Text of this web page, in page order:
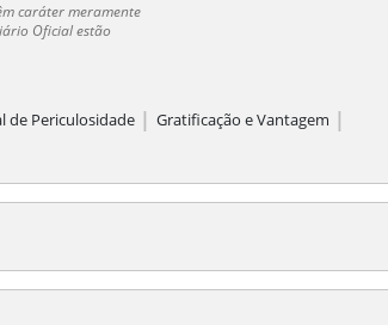
caráter meramente
Oficial estão
de Periculosidade | Gratificação e Vantagem |